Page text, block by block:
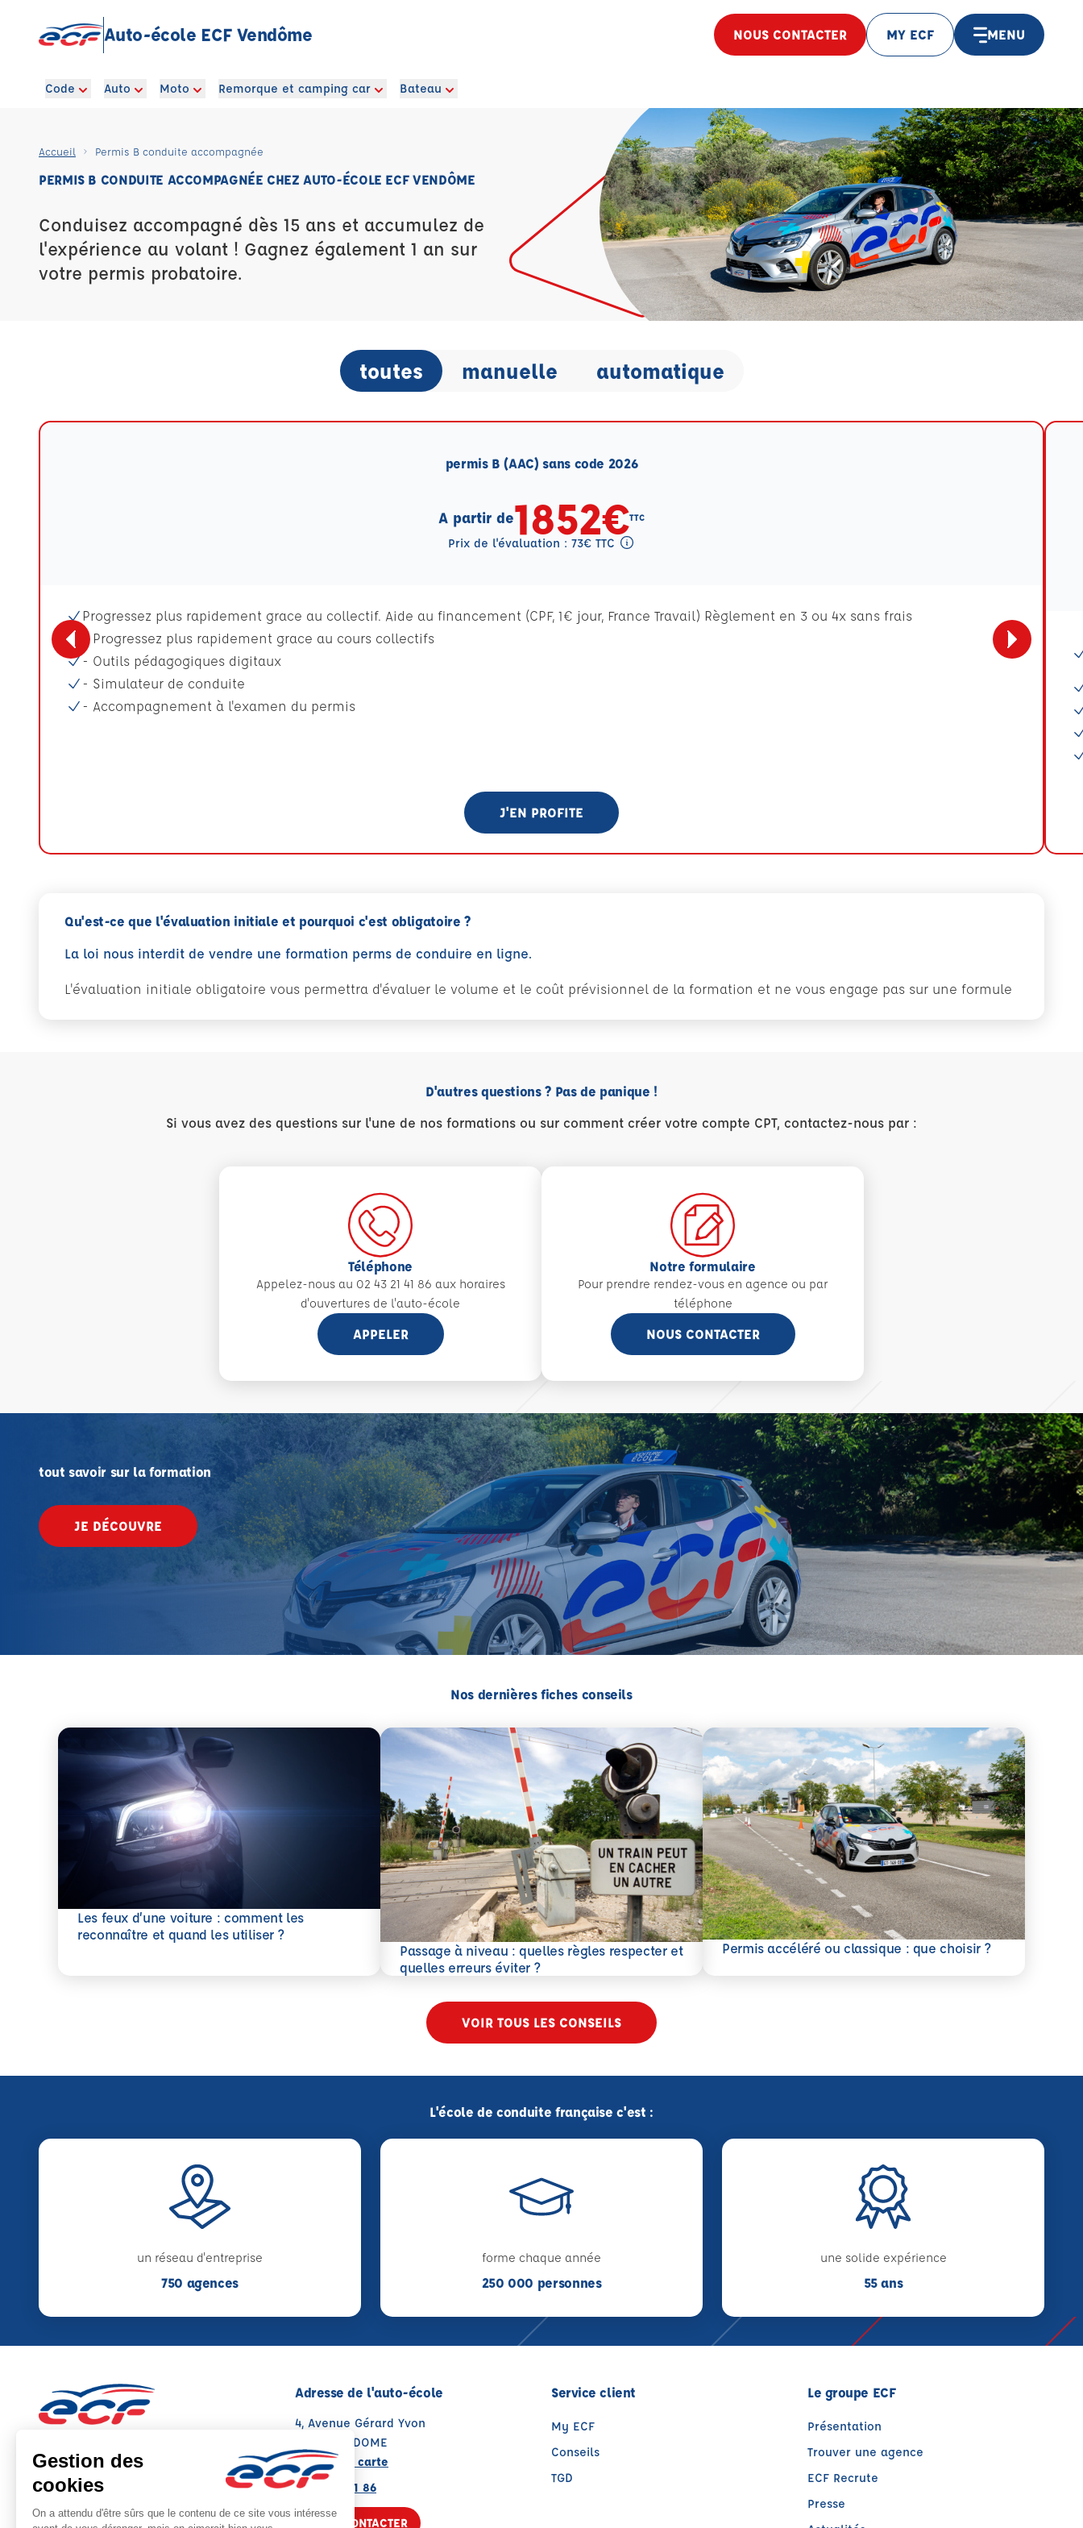
Auto-école ECF Vendôme NOUS CONTACTER MY ECF MENU
Code Auto Moto Remorque et camping car Bateau
Accueil Permis B conduite accompagnée
PERMIS B CONDUITE ACCOMPAGNÉE CHEZ AUTO-ÉCOLE ECF VENDÔME
Conduisez accompagné dès 15 ans et accumulez de
l'expérience au volant ! Gagnez également 1 an sur
votre permis probatoire.
toutes manuelle automatique
permis B (AAC) sans code 2026
A partir de1852€TTC
Prix de l'évaluation : 73€ TTC
Progressez plus rapidement grace au collectif. Aide au financement (CPF, 1€ jour, France Travail) Règlement en 3 ou 4x sans frais
- Progressez plus rapidement grace au cours collectifs
- Outils pédagogiques digitaux
- Simulateur de conduite
- Accompagnement à l'examen du permis
J'EN PROFITE
Qu'est-ce que l'évaluation initiale et pourquoi c'est obligatoire ?
La loi nous interdit de vendre une formation perms de conduire en ligne.
L'évaluation initiale obligatoire vous permettra d'évaluer le volume et le coût prévisionnel de la formation et ne vous engage pas sur une formule
D'autres questions ? Pas de panique !
Si vous avez des questions sur l'une de nos formations ou sur comment créer votre compte CPT, contactez-nous par :
Téléphone
Appelez-nous au 02 43 21 41 86 aux horaires
d'ouvertures de l'auto-école
APPELER
Notre formulaire
Pour prendre rendez-vous en agence ou par
téléphone
NOUS CONTACTER
tout savoir sur la formation
JE DÉCOUVRE
Nos dernières fiches conseils
Les feux d’une voiture : comment les
reconnaître et quand les utiliser ?
En savoir plus
Passage à niveau : quelles règles respecter et
quelles erreurs éviter ?
En savoir plus
Permis accéléré ou classique : que choisir ?
En savoir plus
VOIR TOUS LES CONSEILS
L'école de conduite française c'est :
un réseau d'entreprise
750 agences
forme chaque année
250 000 personnes
une solide expérience
55 ans
Adresse de l'auto-école
4, Avenue Gérard Yvon
41100 VENDOME
Voir sur la carte
02 43 21 41 86
NOUS CONTACTER
Service client
My ECF
Conseils
TGD
Le groupe ECF
Présentation
Trouver une agence
ECF Recrute
Presse